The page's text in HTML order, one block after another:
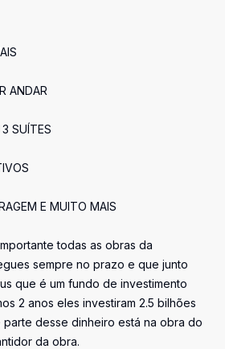
ANDAR
SUÍTES
E MUITO MAIS
todas as obras da
sempre no prazo e que junto
que é um fundo de investimento
2 anos eles investiram 2.5 bilhões
parte desse dinheiro está na obra do
da obra.